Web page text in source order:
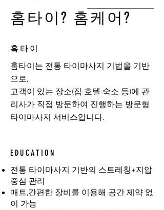
홈타이? 홈케어?
홈타이
홈타이는 전통 타이마사지 기법을 기반
으로,
고객이 있는 장소(집·호텔·숙소 등)에 관
리사가 직접 방문하여 진행하는 방문형
타이마사지 서비스입니다.
EDUCATION
전통 타이마사지 기반의 스트레칭+지압
중심 관리
매트,간편한 장비를 이용해 공간 제약 없
이 가능